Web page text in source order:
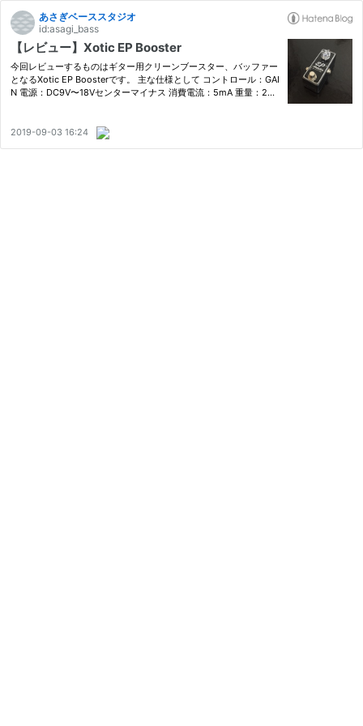
あさぎベーススタジオ
id:asagi_bass
【レビュー】Xotic EP Booster
今回レビューするものはギター用クリーンブースター、バッファー
となるXotic EP Boosterです。 主な仕様として コントロール：GAI
N 電源：DC9V〜18Vセンターマイナス 消費電流：5mA 重量：260
otic Ca…
2019-09-03 16:24